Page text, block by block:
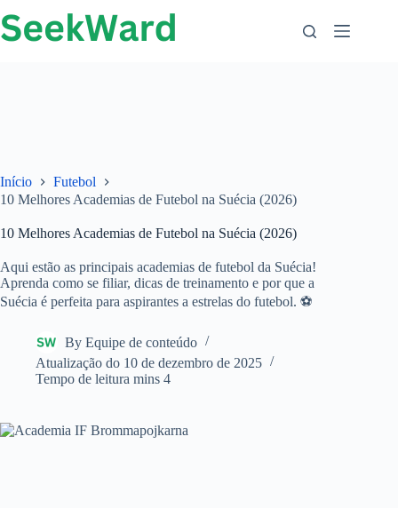
para
o
Início
Futebol
10 Melhores Academias de Futebol na Suécia (2026)
10 Melhores Academias de Futebol na Suécia (2026)
Aqui estão as principais academias de futebol da Suécia!
Aprenda como se filiar, dicas de treinamento e por que a
Suécia é perfeita para aspirantes a estrelas do futebol. ⚽
By Equipe de conteúdo
Atualização do 10 de dezembro de 2025
Tempo de leitura mins 4